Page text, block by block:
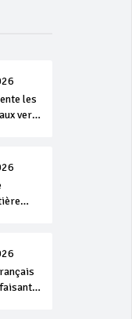
les
vers